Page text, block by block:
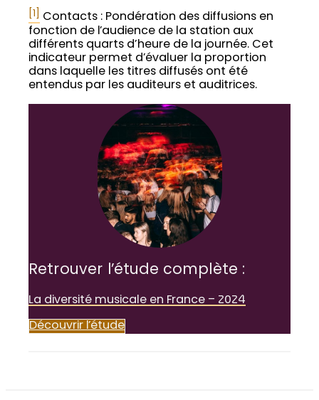
[1]
Contacts : Pondération des diffusions en
fonction de l’audience de la station aux
différents quarts d’heure de la journée. Cet
indicateur permet d’évaluer la proportion
dans laquelle les titres diffusés ont été
entendus par les auditeurs et auditrices.
Retrouver l’étude complète :
La diversité musicale en France – 2024
Découvrir l’étude